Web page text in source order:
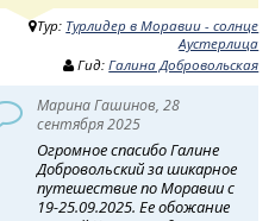
Тур: Турлидер в Моравии - солнце
Аустерлица
Гид:Галина Добровольская
Марина Гашинов, 28
сентября 2025
Огромное спасибо Галине
Добровольский за шикарное
путешествие по Моравии с
19-25.09.2025. Ее обожание